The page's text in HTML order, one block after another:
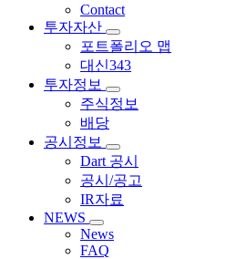
Contact
투자자산
포트폴리오 맵
대신343
투자정보
주식정보
배당
공시정보
Dart 공시
공시/공고
IR자료
NEWS
News
FAQ